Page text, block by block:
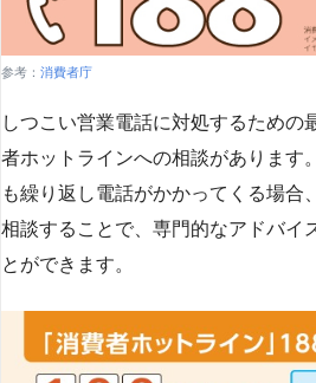
参考： 消費者庁
しつこい営業電話に対処するための
者ホットラインへの相談があります
も繰り返し電話がかかってくる場合
相談することで、専門的なアドバイ
とができます​​。